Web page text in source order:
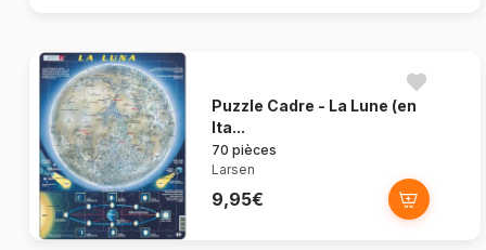
Puzzle Cadre - La Lune (en
Ita...
70 pièces
Larsen
9,95€